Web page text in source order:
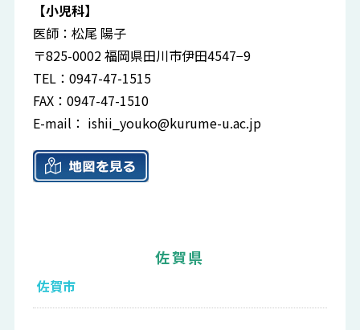
【小児科】
医師：松尾 陽子
〒825-0002 福岡県田川市伊田4547−9
TEL：0947-47-1515
FAX：0947-47-1510
E-mail： ishii_youko@kurume-u.ac.jp
佐賀県
佐賀市